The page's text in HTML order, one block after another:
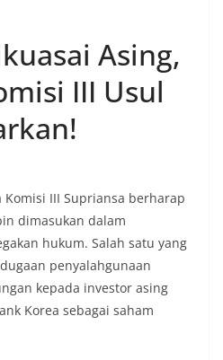
Asing,
III Usul
Komisi III Supriansa berharap
dimasukan dalam
hukum. Salah satu yang
penyalahgunaan
kepada investor asing
Korea sebagai saham